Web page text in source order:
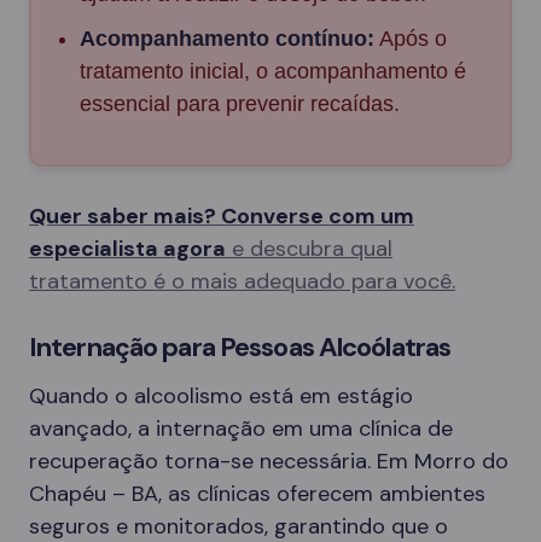
Acompanhamento contínuo: Após o
tratamento inicial, o acompanhamento é
essencial para prevenir recaídas.
Quer saber mais? Converse com um
especialista agora e descubra qual
tratamento é o mais adequado para você.
Internação para Pessoas Alcoólatras
Quando o alcoolismo está em estágio
avançado, a internação em uma clínica de
recuperação torna-se necessária. Em Morro do
Chapéu – BA, as clínicas oferecem ambientes
seguros e monitorados, garantindo que o